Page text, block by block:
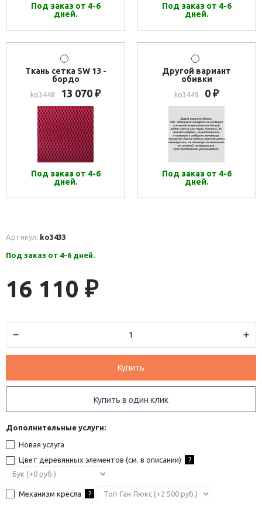
Под заказ от 4-6
дней.
Под заказ от 4-6
дней.
Ткань сетка SW 13 -
бордо
ko3448 13 070 ₽
Под заказ от 4-6
дней.
Другой вариант
обивки
ko3449 0 ₽
Под заказ от 4-6
дней.
Артикул: ko3433
Под заказ от 4-6 дней.
16 110 ₽
Купить
Купить в один клик
Дополнительные услуги:
Новая услуга
Цвет деревянных элементов (см. в описании)
?
Механизм кресла ?